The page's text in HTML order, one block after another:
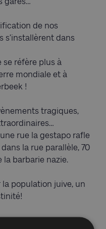
de nos
s’installèrent dans
se réfère plus à
mondiale et à
!
tragiques,
rue la gestapo rafle
la rue parallèle, 70
la barbarie nazie.
population juive, un